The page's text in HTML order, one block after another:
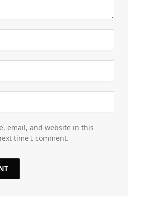
email, and website in this
time I comment.